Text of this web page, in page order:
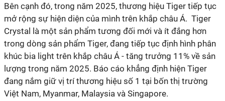
Bên cạnh đó, trong năm 2025, thương hiệu Tiger tiếp tục
mở rộng sự hiện diện của mình trên khắp châu Á. Tiger
Crystal là một sản phẩm tương đối mới và ít đắng hơn
trong dòng sản phẩm Tiger, đang tiếp tục định hình phân
khúc bia light trên khắp châu Á - tăng trưởng 11% về sản
lượng trong năm 2025. Báo cáo khẳng định hiện Tiger
đang nắm giữ vị trí thương hiệu số 1 tại bốn thị trường
Việt Nam, Myanmar, Malaysia và Singapore.